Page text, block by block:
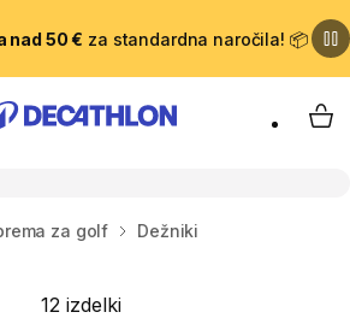
nad 50 € za standardna naročila! 📦
za golf Dežniki
12 izdelki